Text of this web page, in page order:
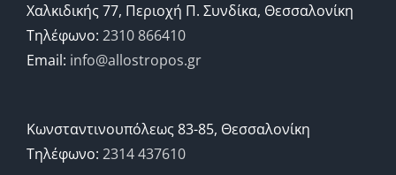
Χαλκιδικής 77, Περιοχή Π. Συνδίκα, Θεσσαλονίκη
Τηλέφωνο: 2310 866410
Email: info@allostropos.gr
Κωνσταντινουπόλεως 83-85, Θεσσαλονίκη
Τηλέφωνο: 2314 437610